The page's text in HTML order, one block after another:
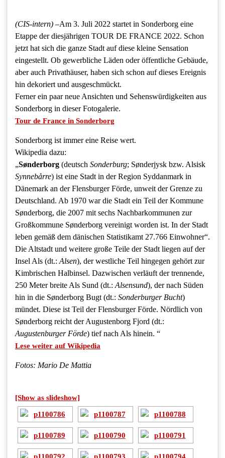
(CIS-intern) –Am 3. Juli 2022 startet in Sonderborg eine
Etappe der diesjährigen TOUR DE FRANCE 2022. Schon
jetzt hat sich die ganze Stadt auf diese kleine Sensation
eingestellt. Ob gewerbliche Läden oder öffentliche Gebäude,
aber auch Privathäuser, haben sich schon auf dieses Ereignis
hin dekoriert und ausgeschmückt.
Ferner ein paar neue Ansichten und Sehenswürdigkeiten aus
Sonderborg in dieser Fotogalerie.
Tour de France in Sonderborg
Sonderborg ist immer eine Reise wert.
Wikipedia dazu:
„Sønderborg (deutsch Sonderburg; Sønderjysk bzw. Alsisk
Synnebårre) ist eine Stadt in der Region Syddanmark in
Dänemark an der Flensburger Förde, unweit der Grenze zu
Deutschland. Ab 1970 war die Stadt ein Teil der Kommune
Sønderborg, die 2007 mit sechs Nachbarkommunen zur
Großkommune Sønderborg vereinigt worden ist. In der Stadt
leben gemäß dem dänischen Statistikamt 27.766 Einwohner“.
Die Altstadt und weitere große Teile der Stadt liegen auf der
Insel Als (dt.: Alsen), der westliche Teil hingegen gehört zur
Kimbrischen Halbinsel. Dazwischen verläuft der trennende,
250 Meter breite Als Sund (dt.: Alsensund), der nach Süden
hin in die Sønderborg Bugt (dt.: Sonderburger Bucht)
mündet. Diese ist Teil der Flensburger Förde. Nördlich von
Sønderborg reicht der Augustenborg Fjord (dt.:
Augustenburger Förde) tief nach Als hinein. “
Lese weiter auf Wikipedia
Fotos: Mario De Mattia
[Show as slideshow]